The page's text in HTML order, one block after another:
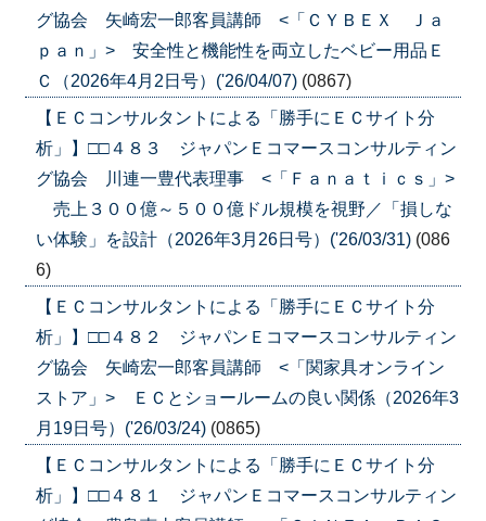
グ協会 矢崎宏一郎客員講師 <「ＣＹＢＥＸ Ｊａ
ｐａｎ」> 安全性と機能性を両立したベビー用品Ｅ
Ｃ（2026年4月2日号）('26/04/07) (0867)
【ＥＣコンサルタントによる「勝手にＥＣサイト分
析」】□□４８３ ジャパンＥコマースコンサルティン
グ協会 川連一豊代表理事 <「Ｆａｎａｔｉｃｓ」>
売上３００億～５００億ドル規模を視野／「損しな
い体験」を設計（2026年3月26日号）('26/03/31) (086
6)
【ＥＣコンサルタントによる「勝手にＥＣサイト分
析」】□□４８２ ジャパンＥコマースコンサルティン
グ協会 矢崎宏一郎客員講師 <「関家具オンライン
ストア」> ＥＣとショールームの良い関係（2026年3
月19日号）('26/03/24) (0865)
【ＥＣコンサルタントによる「勝手にＥＣサイト分
析」】□□４８１ ジャパンＥコマースコンサルティン